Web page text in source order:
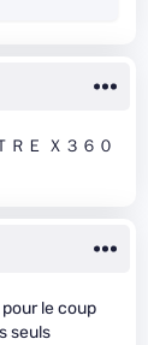
ＲＥ Ｘ３６０
le coup
seuls